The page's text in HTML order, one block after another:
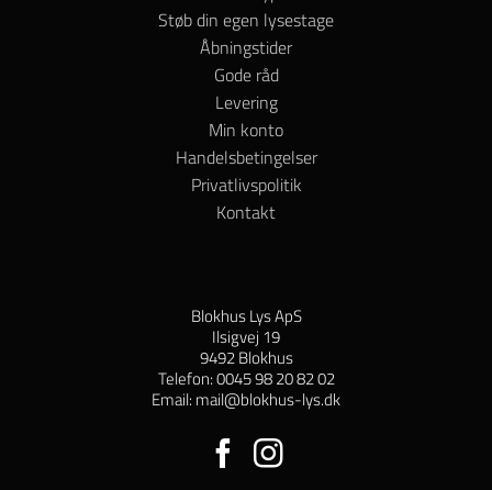
Blokhus Lys ApS
Ilsigvej 19
9492 Blokhus
Telefon: 0045 98 20 82 02
Email: mail@blokhus-lys.dk
Støb din egen lysestage
Åbningstider
Gode råd
Levering
Min konto
Handelsbetingelser
Privatlivspolitik
Kontakt